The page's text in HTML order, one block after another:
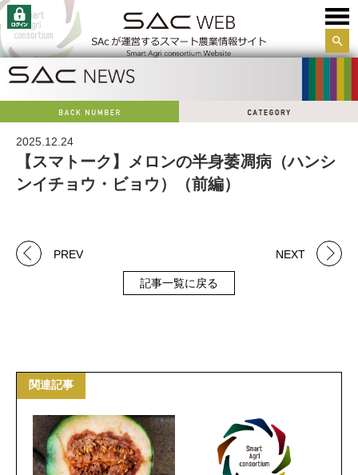
サイ
2025.12.24
【スマトーク】メロンの半身萎凋病（ハンシ
ンイチョウ・ビョウ）（前編）
PREV
記事一覧に戻る
NEXT
関連記事